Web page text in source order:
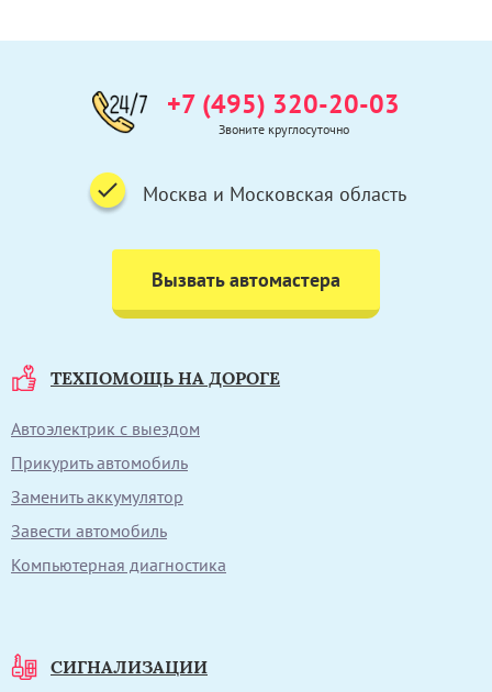
ТЕХПОМОЩЬ НА ДОРОГЕ
Автоэлектрик с выездом
Прикурить автомобиль
Заменить аккумулятор
Завести автомобиль
Компьютерная диагностика
СИГНАЛИЗАЦИИ
+7 (495) 320-20-03
Звоните круглосуточно
Москва и Московская область
Вызвать автомастера